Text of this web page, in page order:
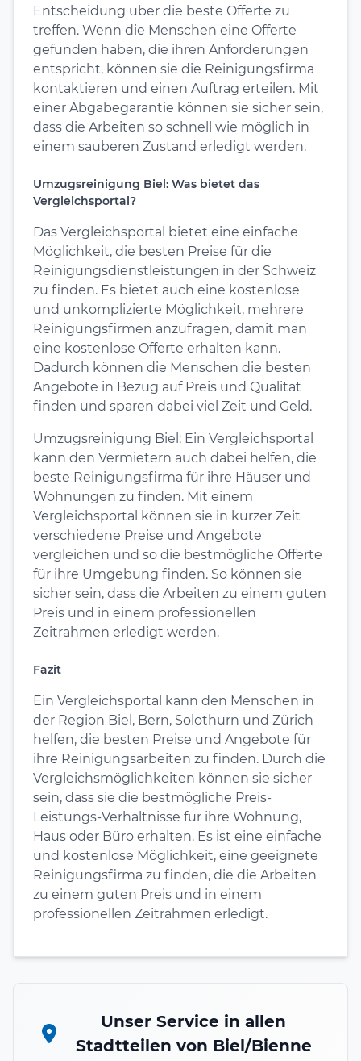
Entscheidung über die beste Offerte zu
treffen. Wenn die Menschen eine Offerte
gefunden haben, die ihren Anforderungen
entspricht, können sie die Reinigungsfirma
kontaktieren und einen Auftrag erteilen. Mit
einer Abgabegarantie können sie sicher sein,
dass die Arbeiten so schnell wie möglich in
einem sauberen Zustand erledigt werden.
Umzugsreinigung Biel: Was bietet das
Vergleichsportal?
Das Vergleichsportal bietet eine einfache
Möglichkeit, die besten Preise für die
Reinigungsdienstleistungen in der Schweiz
zu finden. Es bietet auch eine kostenlose
und unkomplizierte Möglichkeit, mehrere
Reinigungsfirmen anzufragen, damit man
eine kostenlose Offerte erhalten kann.
Dadurch können die Menschen die besten
Angebote in Bezug auf Preis und Qualität
finden und sparen dabei viel Zeit und Geld.
Umzugsreinigung Biel: Ein Vergleichsportal
kann den Vermietern auch dabei helfen, die
beste Reinigungsfirma für ihre Häuser und
Wohnungen zu finden. Mit einem
Vergleichsportal können sie in kurzer Zeit
verschiedene Preise und Angebote
vergleichen und so die bestmögliche Offerte
für ihre Umgebung finden. So können sie
sicher sein, dass die Arbeiten zu einem guten
Preis und in einem professionellen
Zeitrahmen erledigt werden.
Fazit
Ein Vergleichsportal kann den Menschen in
der Region Biel, Bern, Solothurn und Zürich
helfen, die besten Preise und Angebote für
ihre Reinigungsarbeiten zu finden. Durch die
Vergleichsmöglichkeiten können sie sicher
sein, dass sie die bestmögliche Preis-
Leistungs-Verhältnisse für ihre Wohnung,
Haus oder Büro erhalten. Es ist eine einfache
und kostenlose Möglichkeit, eine geeignete
Reinigungsfirma zu finden, die die Arbeiten
zu einem guten Preis und in einem
professionellen Zeitrahmen erledigt.
Unser Service in allen
Stadtteilen von Biel/Bienne